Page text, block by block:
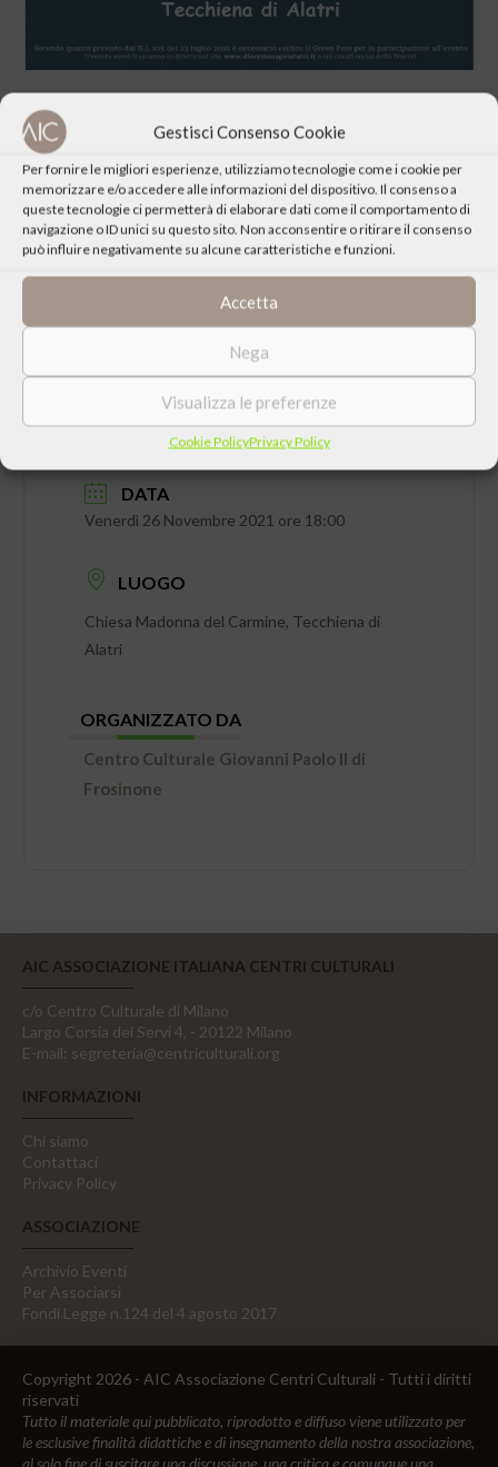
Gestisci Consenso Cookie
Per fornire le migliori esperienze, utilizziamo tecnologie come i cookie per
memorizzare e/o accedere alle informazioni del dispositivo. Il consenso a
queste tecnologie ci permetterà di elaborare dati come il comportamento di
navigazione o ID unici su questo sito. Non acconsentire o ritirare il consenso
può influire negativamente su alcune caratteristiche e funzioni.
Accetta
Nega
Visualizza le preferenze
Cookie PolicyPrivacy Policy
CONDIVIDI QUESTO EVENTO
DATA
Venerdì 26 Novembre 2021 ore 18:00
LUOGO
Chiesa Madonna del Carmine, Tecchiena di
Alatri
ORGANIZZATO DA
Centro Culturale Giovanni Paolo II di
Frosinone
AIC ASSOCIAZIONE ITALIANA CENTRI CULTURALI
c/o Centro Culturale di Milano
Largo Corsia dei Servi 4, - 20122 Milano
E-mail: segreteria@centriculturali.org
INFORMAZIONI
Chi siamo
Contattaci
Privacy Policy
ASSOCIAZIONE
Archivio Eventi
Per Associarsi
Fondi Legge n.124 del 4 agosto 2017
Copyright 2026 - AIC Associazione Centri Culturali - Tutti i diritti
riservati
Tutto il materiale qui pubblicato, riprodotto e diffuso viene utilizzato per
le esclusive finalità didattiche e di insegnamento della nostra associazione,
al solo fine di suscitare una discussione, una critica e comunque una